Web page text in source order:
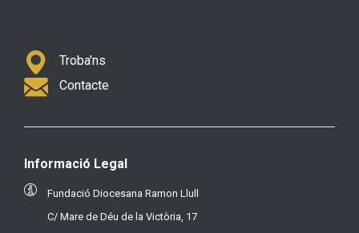
Troba'ns
Contacte
Informació Legal
Fundació Diocesana Ramon Llull
C/ Mare de Déu de la Victòria, 17